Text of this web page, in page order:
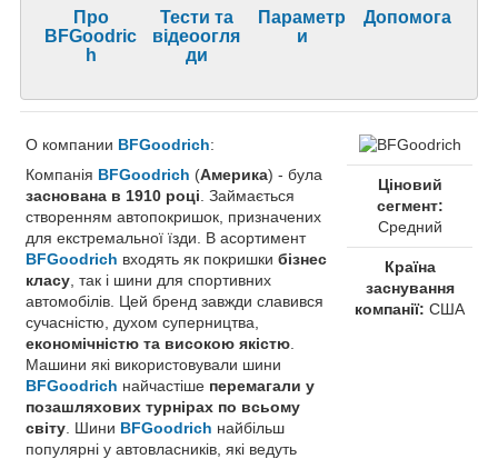
Про
BFGoodric
h
Тести та
відеоогля
ди
Параметр
и
Допомога
О компании BFGoodrich:
Компанія BFGoodrich (Америка) - була
заснована в 1910 році . Займається
створенням автопокришок, призначених
для екстремальної їзди. В асортимент
BFGoodrich входять як покришки бізнес
класу , так і шини для спортивних
автомобілів. Цей бренд завжди славився
сучасністю, духом суперництва,
економічністю та високою якістю
Машини які використовували шини
BFGoodrich найчастіше перемагали у
позашляхових турнірах по всьому
світу . Шини BFGoodrich найбільш
популярні у автовласників, які ведуть
Ціновий
сегмент:
Средний
Країна
заснування
компанії: США